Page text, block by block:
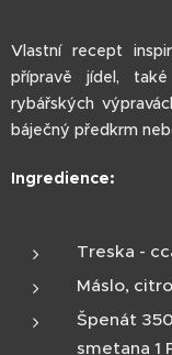
Vlastní recept
přípravě jídel,
rybářských
báječný předkrm
Ingredience:
Treska -
Máslo,
Špenát
smetana 1